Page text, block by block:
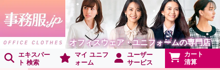
オフィスウェア・ユニフォームの専門店
エキスパー
ト 検索
マイ ユニフ
ォーム
ユーザー
サービス
カート
清算